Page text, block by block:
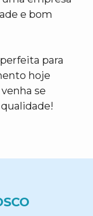
e bom
para
hoje
se